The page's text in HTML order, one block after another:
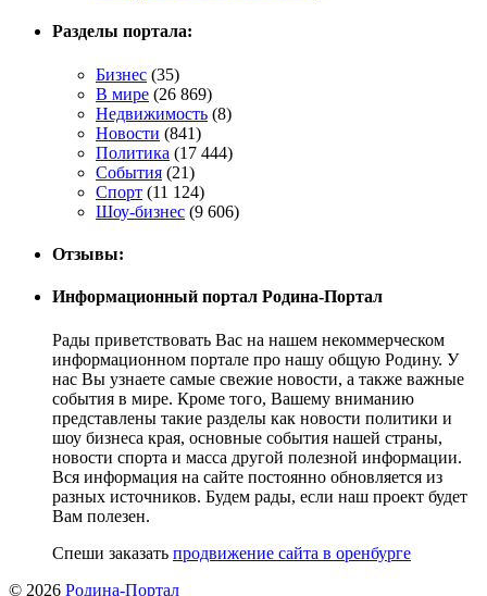
Разделы портала:
Бизнес (35)
В мире (26 869)
Недвижимость (8)
Новости (841)
Политика (17 444)
События (21)
Спорт (11 124)
Шоу-бизнес (9 606)
Отзывы:
Информационный портал Родина-Портал
Рады приветствовать Вас на нашем некоммерческом
информационном портале про нашу общую Родину. У
нас Вы узнаете самые свежие новости, а также важные
события в мире. Кроме того, Вашему вниманию
представлены такие разделы как новости политики и
шоу бизнеса края, основные события нашей страны,
новости спорта и масса другой полезной информации.
Вся информация на сайте постоянно обновляется из
разных источников. Будем рады, если наш проект будет
Вам полезен.
Спеши заказать продвижение сайта в оренбурге
© 2026 Родина-Портал